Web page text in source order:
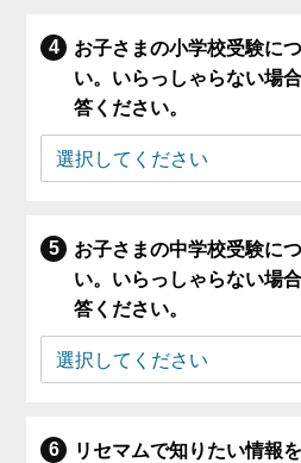
お子さまの小学校受験に
い。いらっしゃらない場
答ください。
お子さまの中学校受験に
い。いらっしゃらない場
答ください。
リセマムで知りたい情報